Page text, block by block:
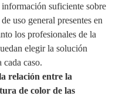
suficiente sobre
uso general presentes en
los profesionales de la
elegir la solución
caso.
relación entre la
de color de las